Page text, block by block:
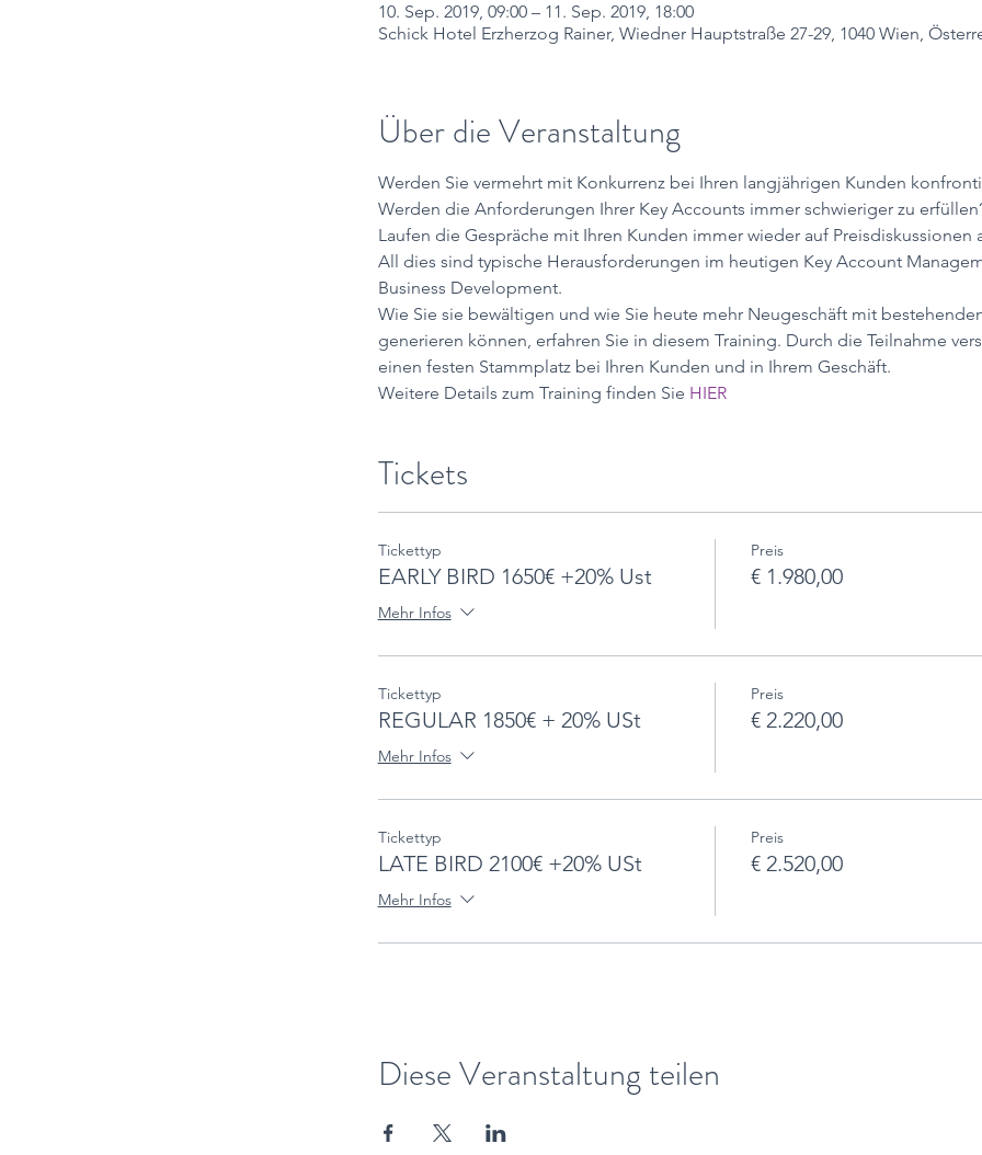
10. Sep. 2019, 09:00 – 11. Sep. 2019, 18:00
Schick Hotel Erzherzog Rainer, Wiedner Hauptstraße 27-29, 1040 Wien,
Über die Veranstaltung
Werden Sie vermehrt mit Konkurrenz bei Ihren langjährigen Kunden
Werden die Anforderungen Ihrer Key Accounts immer schwieriger zu
Laufen die Gespräche mit Ihren Kunden immer wieder auf Preisdiskussionen
​All dies sind typische Herausforderungen im heutigen Key Account
Business Development.
Wie Sie sie bewältigen und wie Sie heute mehr Neugeschäft mit
generieren können, erfahren Sie in diesem Training. Durch die Teilnahme
einen festen Stammplatz bei Ihren Kunden und in Ihrem Geschäft.
Weitere Details zum Training finden Sie HIER
Tickets
Tickettyp
EARLY BIRD 1650€ +20% Ust
Mehr Infos
Preis
€ 1.980,00
Tickettyp
REGULAR 1850€ + 20% USt
Mehr Infos
Preis
€ 2.220,00
Tickettyp
LATE BIRD 2100€ +20% USt
Mehr Infos
Preis
€ 2.520,00
Diese Veranstaltung teilen